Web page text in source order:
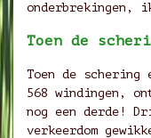
onderbrekingen,
Toen de
Toen de
568 windingen,
nog een derde!
verkeerdom